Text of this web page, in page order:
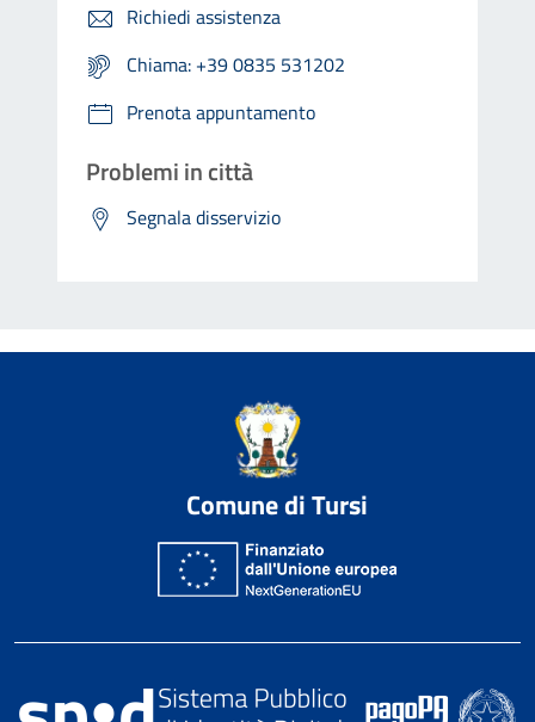
Richiedi assistenza
Chiama: +39 0835 531202
Prenota appuntamento
Problemi in città
Segnala disservizio
Comune di Tursi